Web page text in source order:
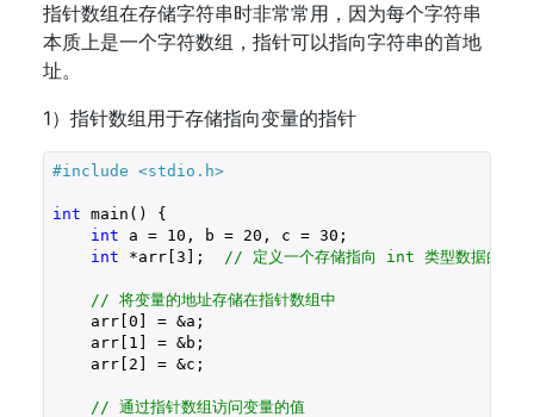
指针数组在存储字符串时非常常用，因为每个字符串
本质上是一个字符数组，指针可以指向字符串的首地
址。
1）指针数组用于存储指向变量的指针
#include <stdio.h>
int main() {
int a = 10 , b = 20 , c = 30 ;
int *arr[3 ]; // 定义一个存储指向 int 类型数据的指针
// 将变量的地址存储在指针数组中
    arr[
0 ] = &a;
    arr[
1 ] = &b;
    arr[
2 ] = &c;
// 通过指针数组访问变量的值